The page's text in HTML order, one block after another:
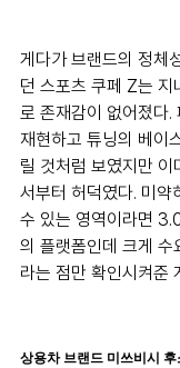
게다가 브랜드의 정체
던 스포츠 쿠페 Z는 지
로 존재감이 없어졌다.
재현하고 튜닝의 베이
릴 것처럼 보였지만 이
서부터 허덕였다. 미약
수 있는 영역이라면
의 플랫폼인데 크게 수
라는 점만 확인시켜준
상용차 브랜드 미쓰비시 후